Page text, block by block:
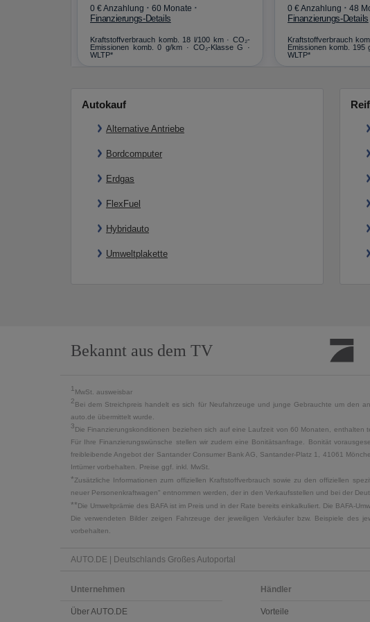
0 € Anzahlung · 60 Monate ·
Finanzierungs-Details
Kraftstoffverbrauch komb. 18 l/100 km · CO₂-
Emissionen komb. 0 g/km · CO₂-Klasse G ·
WLTP*
0 € Anzahlung · 48
Finanzierungs-Details
Kraftstoffverbrauch
Emissionen komb. 195
WLTP*
Autokauf
Alternative Antriebe
Bordcomputer
Erdgas
FlexFuel
Hybridauto
Umweltplakette
Bekannt aus dem TV
1MwSt. ausweisbar
2Bei dem Streichpreis handelt es sich für Neufahrzeuge und junge Gebrauchte um den
auto.de übermittelt wurde.
3Die Finanzierungskonditionen beziehen sich auf eine Laufzeit von 60 Monaten,
Für Ihre Finanzierungswünsche stellen wir zudem eine Bonitätsanfrage. Bonität
freibleibende Angebot der Santander Consumer Bank AG, Santander-Platz 1, 41061
Irrtümer vorbehalten. Preise ggf. inkl. MwSt.
*Zusätzliche Informationen zum offiziellen Kraftstoffverbrauch sowie zu den offiziellen
neuer Personenkraftwagen" entnommen werden, der in den Verkaufsstellen und bei der
**Die Umweltprämie des BAFA ist im Preis und in der Rate bereits einkalkuliert. Die BAFA-
Die verwendeten Bilder zeigen Fahrzeuge der jeweiligen Verkäufer bzw. Beispiele des
vorbehalten.
AUTO.DE | Deutschlands Großes Autoportal
Unternehmen
Über AUTO.DE
Händler
Vorteile